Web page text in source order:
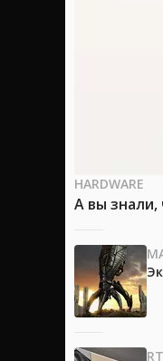
HARDWARE
А вы